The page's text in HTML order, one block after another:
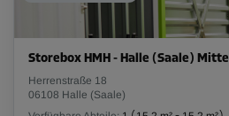
B: 1,3 2,8m
Ab
73,00 EUR/Mon
Storebox HMH - Halle (Saale) Mitte
Herrenstraße 18
06108 Halle (Saale)